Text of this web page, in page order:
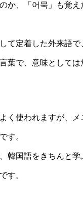
か、「어묵」も覚
て定着した外来語
葉で、意味としては
く使われますが、メ
す。
韓国語をきちんと
す。